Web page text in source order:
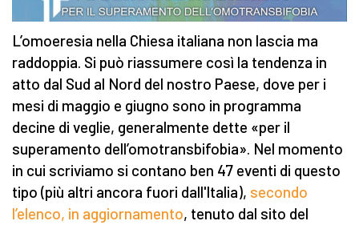
L’omoeresia nella Chiesa italiana non lascia ma
raddoppia. Si può riassumere così la tendenza in
atto dal Sud al Nord del nostro Paese, dove per i
mesi di maggio e giugno sono in programma
decine di veglie, generalmente dette «per il
superamento dell’omotransbifobia». Nel momento
in cui scriviamo si contano ben 47 eventi di questo
tipo (più altri ancora fuori dall'Italia), secondo
l’elenco, in aggiornamento, tenuto dal sito del